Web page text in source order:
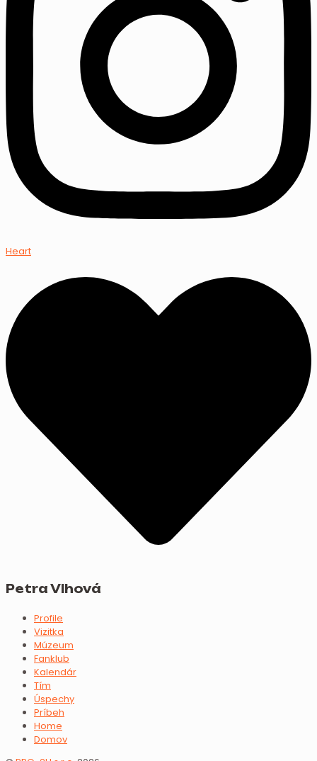
Heart
Petra Vlhová
Profile
Vizitka
Múzeum
Fanklub
Kalendár
Tím
Úspechy
Príbeh
Home
Domov